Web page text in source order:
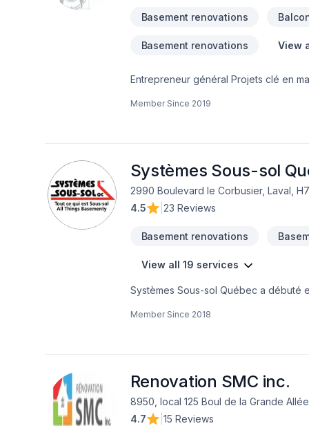
Basement renovations
Basement renovations View
Entrepreneur général Projets clé en main Rénovation salle de bain après sinistre Une équipe sur la Rive-Nors de Montréal et
Member Since 2019
Systèmes Sous-sol
2990 Boulevard le Corbusier, Laval,
4.5
23 Reviews
Basement renovations
View all 19 services
Systèmes Sous-sol Québec a débuté
réparation de fondations étaient
tranquillité d'esprit ne sont que
encore. Nous faisons partie d'un
partagent leurs connaissances et leur
Member Since 2018
Renovation SMC inc.
8950, local 125 Boul de la Grande
4.7
15 Reviews